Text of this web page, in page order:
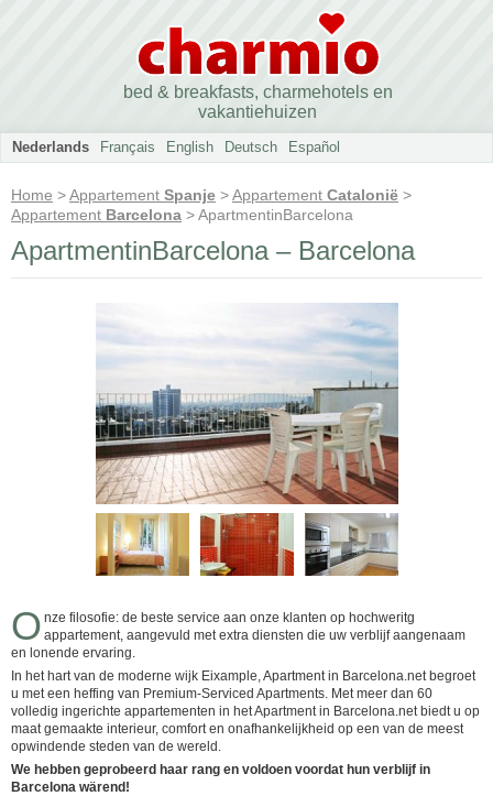
bed & breakfasts, charmehotels en
vakantiehuizen
Nederlands Français English Deutsch Español
Home >Appartement Spanje >Appartement Catalonië >
Appartement Barcelona > ApartmentinBarcelona
ApartmentinBarcelona – Barcelona
O nze filosofie: de beste service aan onze klanten op hochweritg
appartement, aangevuld met extra diensten die uw verblijf aangenaam
en lonende ervaring.
In het hart van de moderne wijk Eixample, Apartment in Barcelona.net begroet
u met een heffing van Premium-Serviced Apartments. Met meer dan 60
volledig ingerichte appartementen in het Apartment in Barcelona.net biedt u op
maat gemaakte interieur, comfort en onafhankelijkheid op een van de meest
opwindende steden van de wereld.
We hebben geprobeerd haar rang en voldoen voordat hun verblijf in
Barcelona wärend!